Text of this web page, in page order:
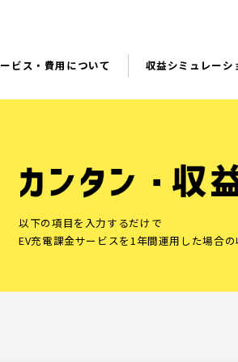
ビス・費用について 収益シミュレーシ
以下の項目を入力するだけで
EV充電課金サービスを1年間運用した場合の